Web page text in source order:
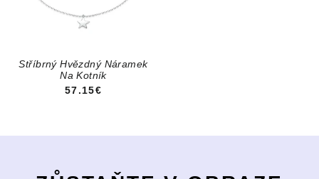
Stříbrný Hvězdný Náramek
Na Kotník
57.15€